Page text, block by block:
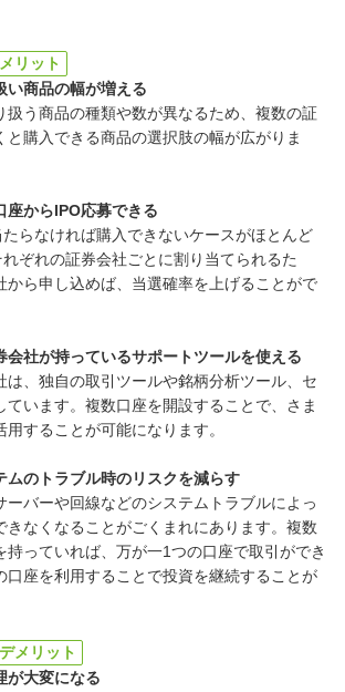
リット
い商品の幅が増える
扱う商品の種類や数が異なるため、複数の証
と購入できる商品の選択肢の幅が広がりま
座からIPO応募できる
らなければ購入できないケースがほとんど
ぞれの証券会社ごとに割り当てられるた
から申し込めば、当選確率を上げることがで
会社が持っているサポートツールを使える
は、独自の取引ツールや銘柄分析ツール、セ
ています。複数口座を開設することで、さま
することが可能になります。
ムのトラブル時のリスクを減らす
ーバーや回線などのシステムトラブルによっ
きなくなることがごくまれにあります。複数
持っていれば、万が一1つの口座で取引ができ
口座を利用することで投資を継続することが
メリット
が大変になる